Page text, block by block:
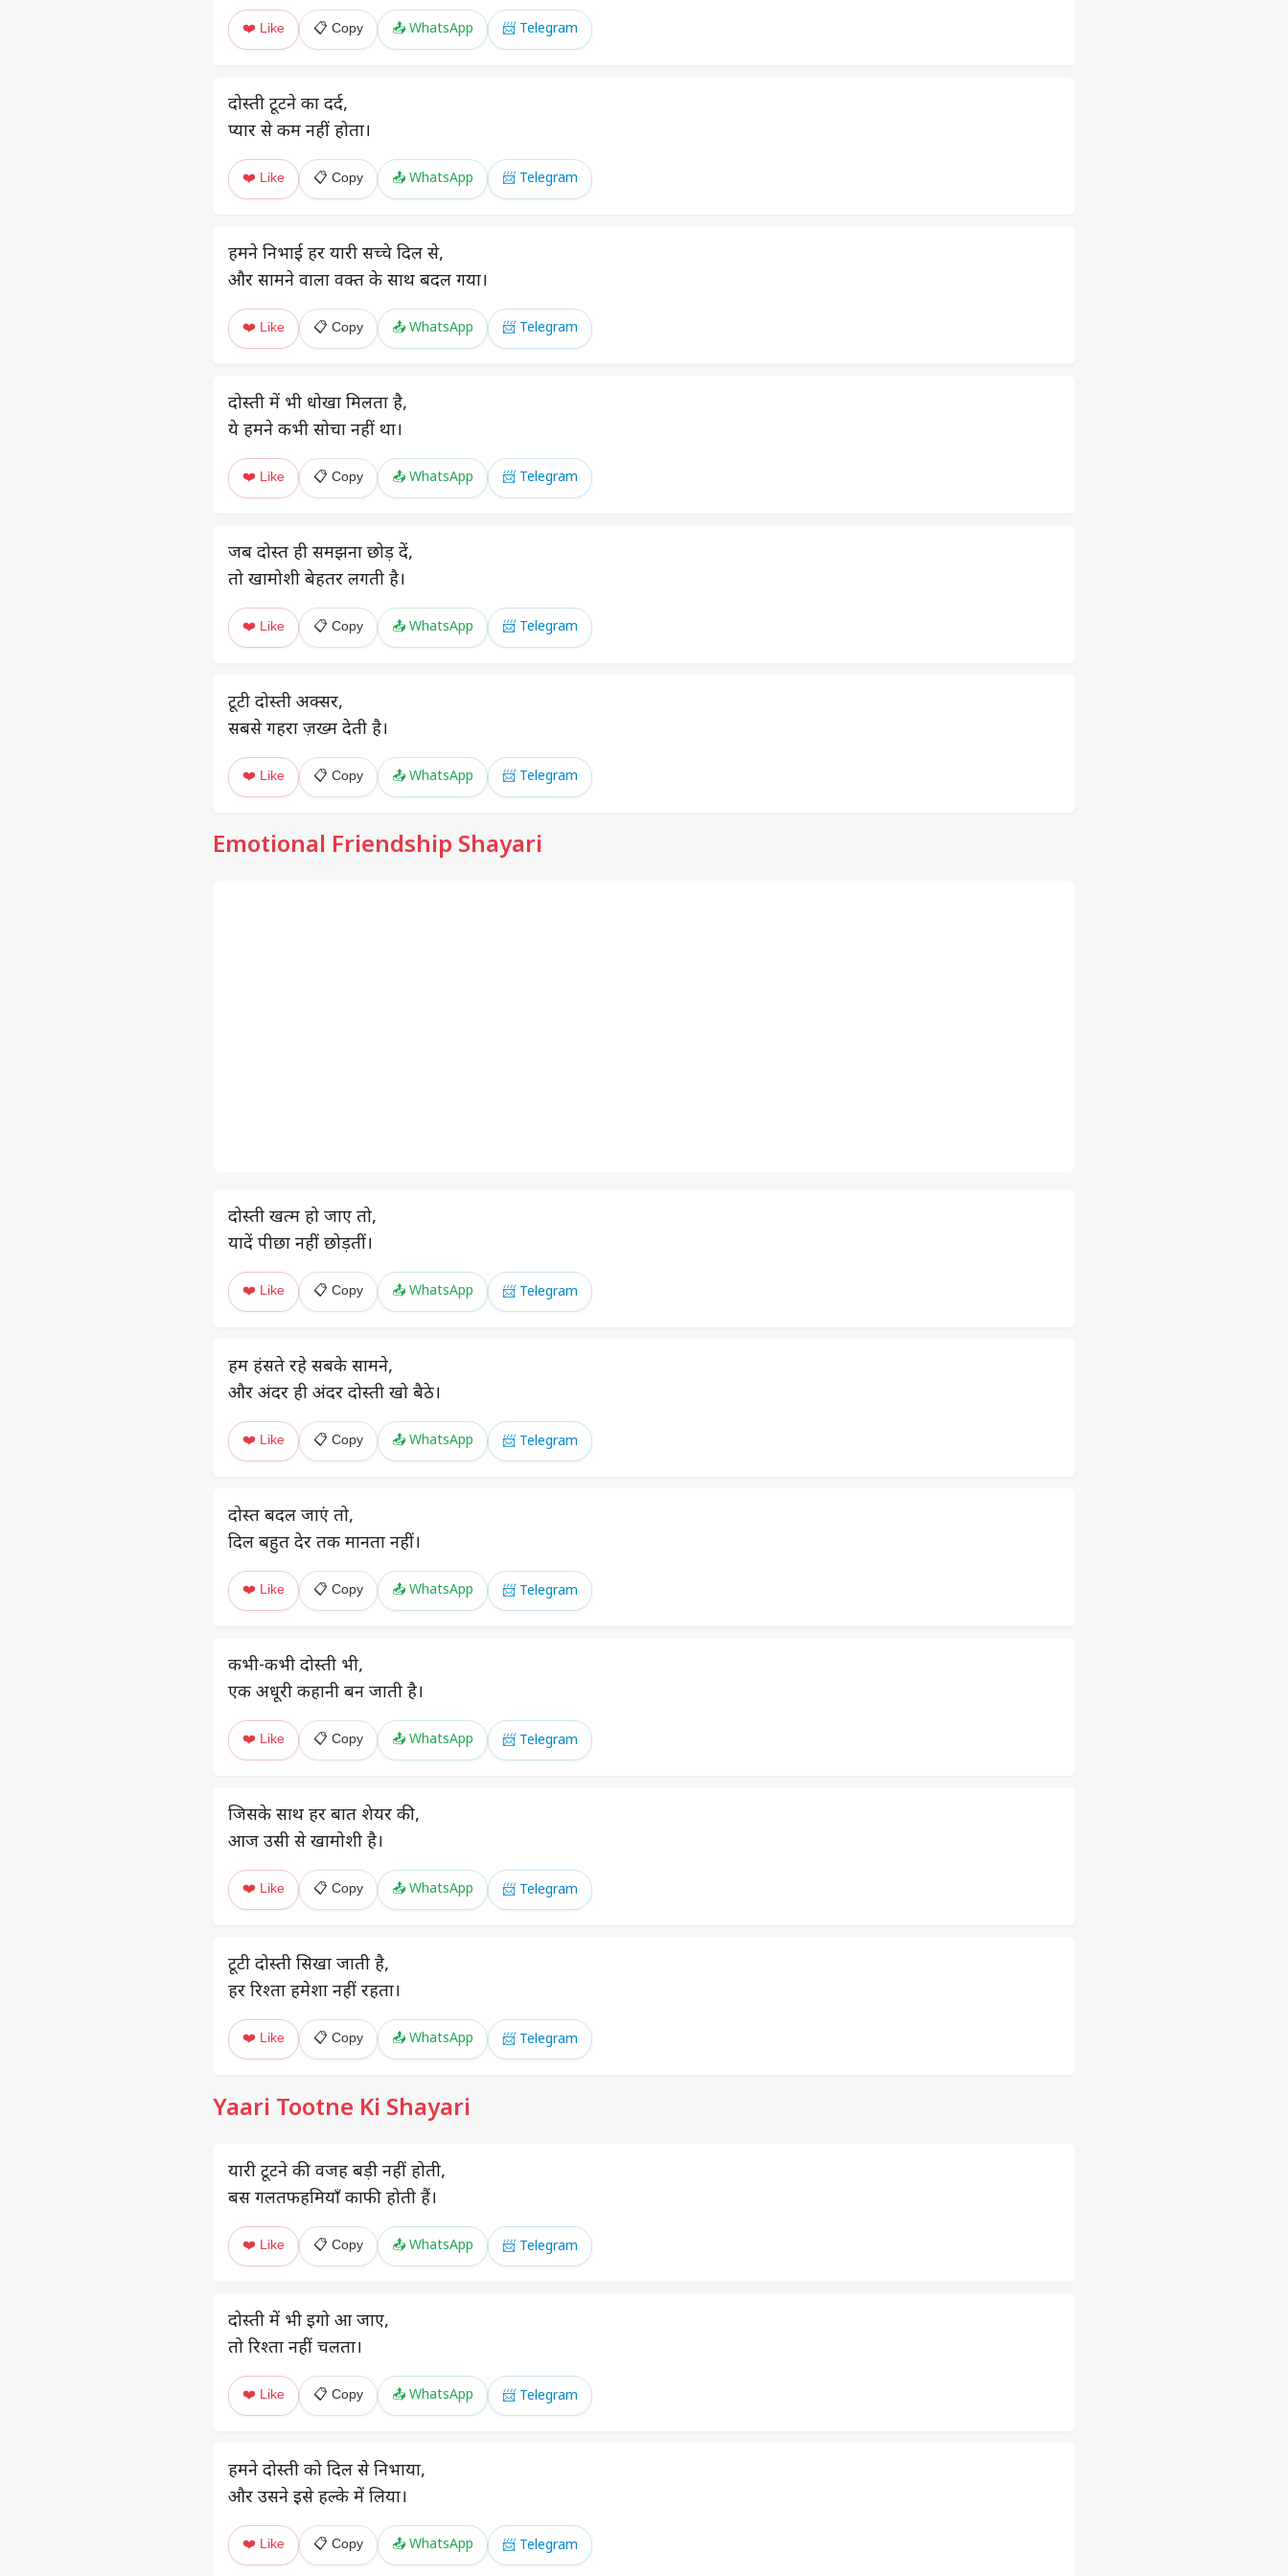
❤️ Like 📋 Copy 📤 WhatsApp 📨 Telegram
दोस्ती टूटने का दर्द,
प्यार से कम नहीं होता।
❤️ Like 📋 Copy 📤 WhatsApp 📨 Telegram
हमने निभाई हर यारी सच्चे दिल से,
और सामने वाला वक्त के साथ बदल गया।
❤️ Like 📋 Copy 📤 WhatsApp 📨 Telegram
दोस्ती में भी धोखा मिलता है,
ये हमने कभी सोचा नहीं था।
❤️ Like 📋 Copy 📤 WhatsApp 📨 Telegram
जब दोस्त ही समझना छोड़ दें,
तो खामोशी बेहतर लगती है।
❤️ Like 📋 Copy 📤 WhatsApp 📨 Telegram
टूटी दोस्ती अक्सर,
सबसे गहरा ज़ख्म देती है।
❤️ Like 📋 Copy 📤 WhatsApp 📨 Telegram
Emotional Friendship Shayari
दोस्ती खत्म हो जाए तो,
यादें पीछा नहीं छोड़तीं।
❤️ Like 📋 Copy 📤 WhatsApp 📨 Telegram
हम हंसते रहे सबके सामने,
और अंदर ही अंदर दोस्ती खो बैठे।
❤️ Like 📋 Copy 📤 WhatsApp 📨 Telegram
दोस्त बदल जाएं तो,
दिल बहुत देर तक मानता नहीं।
❤️ Like 📋 Copy 📤 WhatsApp 📨 Telegram
कभी-कभी दोस्ती भी,
एक अधूरी कहानी बन जाती है।
❤️ Like 📋 Copy 📤 WhatsApp 📨 Telegram
जिसके साथ हर बात शेयर की,
आज उसी से खामोशी है।
❤️ Like 📋 Copy 📤 WhatsApp 📨 Telegram
टूटी दोस्ती सिखा जाती है,
हर रिश्ता हमेशा नहीं रहता।
❤️ Like 📋 Copy 📤 WhatsApp 📨 Telegram
Yaari Tootne Ki Shayari
यारी टूटने की वजह बड़ी नहीं होती,
बस गलतफहमियाँ काफी होती हैं।
❤️ Like 📋 Copy 📤 WhatsApp 📨 Telegram
दोस्ती में भी इगो आ जाए,
तो रिश्ता नहीं चलता।
❤️ Like 📋 Copy 📤 WhatsApp 📨 Telegram
हमने दोस्ती को दिल से निभाया,
और उसने इसे हल्के में लिया।
❤️ Like 📋 Copy 📤 WhatsApp 📨 Telegram